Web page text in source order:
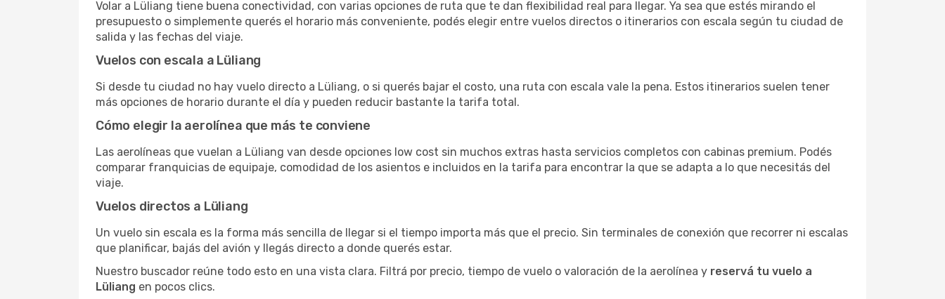
Volar a Lüliang tiene buena conectividad, con varias opciones de ruta que te dan flexibilidad real para llegar. Ya sea que estés mirando el
presupuesto o simplemente querés el horario más conveniente, podés elegir entre vuelos directos o itinerarios con escala según tu ciudad de
salida y las fechas del viaje.
Vuelos con escala a Lüliang
Si desde tu ciudad no hay vuelo directo a Lüliang, o si querés bajar el costo, una ruta con escala vale la pena. Estos itinerarios suelen tener
más opciones de horario durante el día y pueden reducir bastante la tarifa total.
Cómo elegir la aerolínea que más te conviene
Las aerolíneas que vuelan a Lüliang van desde opciones low cost sin muchos extras hasta servicios completos con cabinas premium. Podés
comparar franquicias de equipaje, comodidad de los asientos e incluidos en la tarifa para encontrar la que se adapta a lo que necesitás del
viaje.
Vuelos directos a Lüliang
Un vuelo sin escala es la forma más sencilla de llegar si el tiempo importa más que el precio. Sin terminales de conexión que recorrer ni escalas
que planificar, bajás del avión y llegás directo a donde querés estar.
Nuestro buscador reúne todo esto en una vista clara. Filtrá por precio, tiempo de vuelo o valoración de la aerolínea y reservá tu vuelo a
Lüliang en pocos clics.